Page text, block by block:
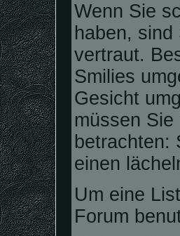
Wenn Sie
haben,
vertraut.
Smilies
Gesicht
müssen
betrachten:
einen
Um eine
Forum